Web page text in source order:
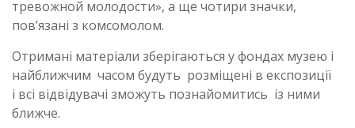
тревожной молодости», а ще чотири значки,
пов’язані з комсомолом.
Отримані матеріали зберігаються у фондах музею і
найближчим часом будуть розміщені в експозиції
і всі відвідувачі зможуть познайомитись із ними
ближче.